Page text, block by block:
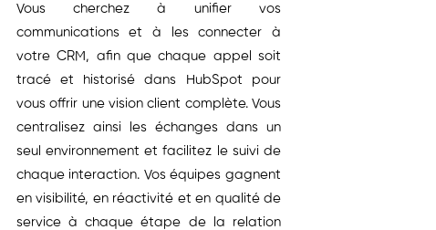
Vous cherchez à unifier vos
communications et à les connecter à
votre CRM, afin que chaque appel soit
tracé et historisé dans HubSpot pour
vous offrir une vision client complète. Vous
centralisez ainsi les échanges dans un
seul environnement et facilitez le suivi de
chaque interaction. Vos équipes gagnent
en visibilité, en réactivité et en qualité de
service à chaque étape de la relation